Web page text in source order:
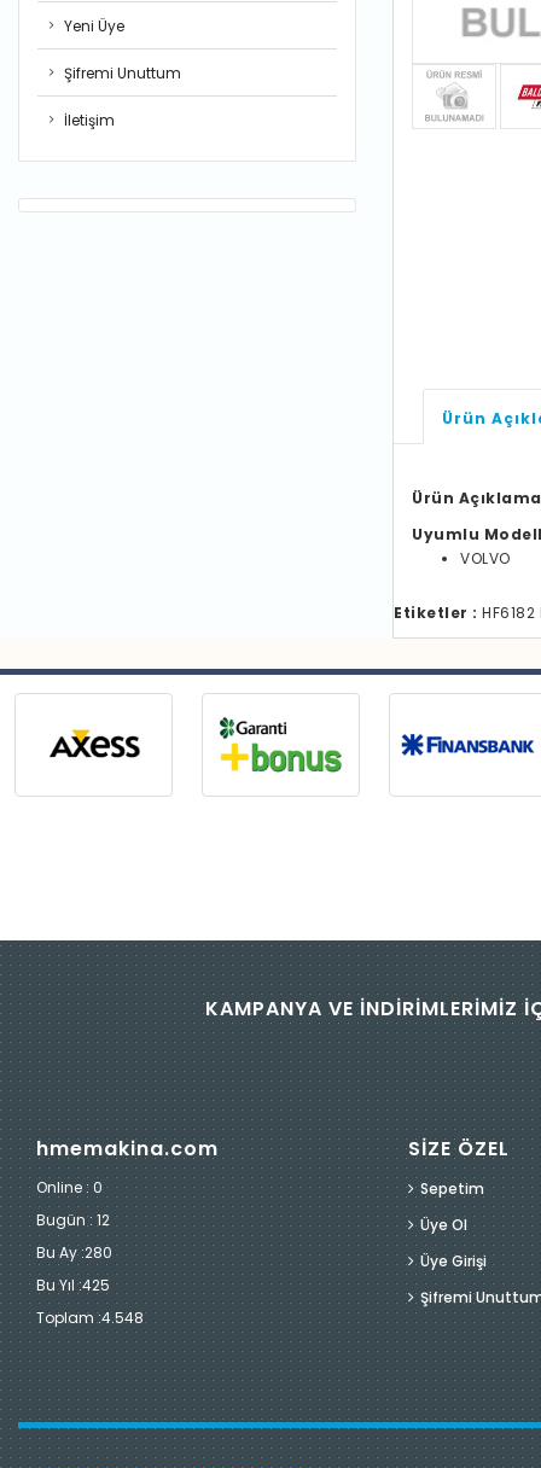
Yeni Üye
Şifremi Unuttum
İletişim
Ürün
Ürün
Uyumlu
VOLVO
Etiketler : HF6182
KAMPANYA VE İNDİRİMLERİMİZ
hmemakina.com
Online : 0
Bugün : 12
Bu Ay :280
Bu Yıl :425
Toplam :4.548
SİZE ÖZEL
Sepetim
Üye Ol
Üye Girişi
Şifremi